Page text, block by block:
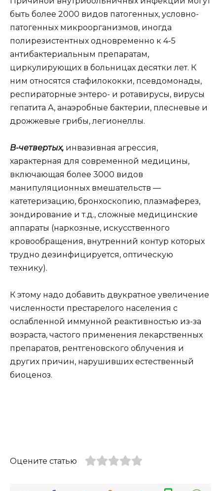
быть более 2000 видов патогенных, условно-
патогенных микроорганизмов, иногда
полирезистентных одновременно к 4-5
антибактериальным препаратам,
циркулирующих в больницах десятки лет. К
ним относятся стафилококки, псевдомонады,
респираторные энтеро- и ротавирусы, вирусы
гепатита А, анаэробные бактерии, плесневые и
дрожжевые грибы, легионеллы.
В-четвертых, инвазивная агрессия,
характерная для современной медицины,
включающая более 3000 видов
манипуляционных вмешательств —
катетеризацию, бронхоскопию, плазмаферез,
зондирование и т.д., сложные медицинские
аппараты (наркозные, искусственного
кровообращения, внутренний контур которых
трудно дезинфицируется, оптическую
технику).
К этому надо добавить двукратное увеличение
численности престарелого населения с
ослабленной иммунной реактивностью из-за
возраста, частого применения лекарственных
препаратов, рентгеновского облучения и
других причин, нарушивших естественный
биоценоз.
Оцените статью